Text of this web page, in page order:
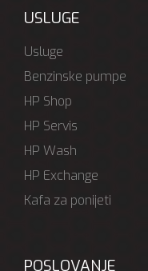
USLUGE
Usluge
Benzinske pumpe
HP Shop
HP Servis
HP Wash
HP Exchange
Kafa za ponijeti
POSLOVANJE